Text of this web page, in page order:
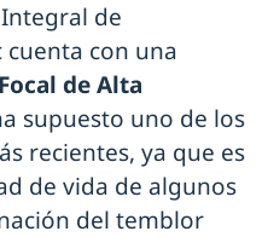
de
cuenta con una
de Alta
supuesto uno de los
recientes, ya que es
de vida de algunos
del temblor